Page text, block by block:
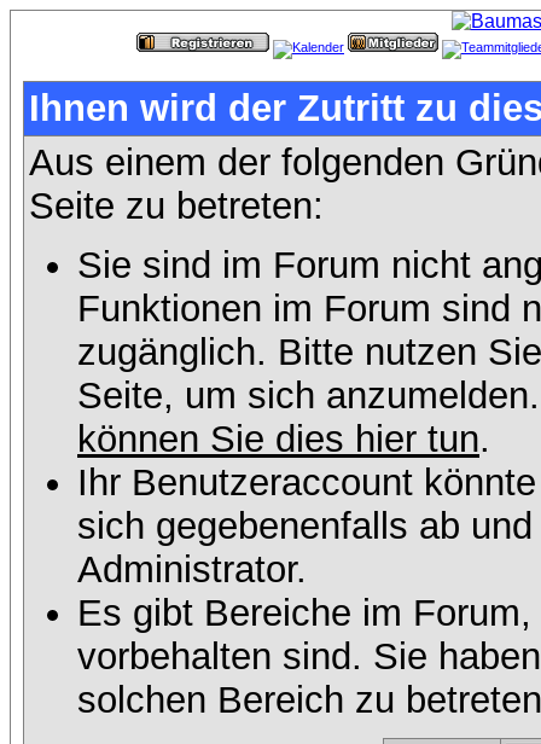
Ihnen wird der Zutritt zu
Aus einem der folgenden
Seite zu betreten:
Sie sind im Forum nicht
Funktionen im Forum sind
zugänglich. Bitte nutzen
Seite, um sich
können Sie dies hier tun.
Ihr Benutzeraccount
sich gegebenenfalls ab
Administrator.
Es gibt Bereiche im
vorbehalten sind. Sie
solchen Bereich zu